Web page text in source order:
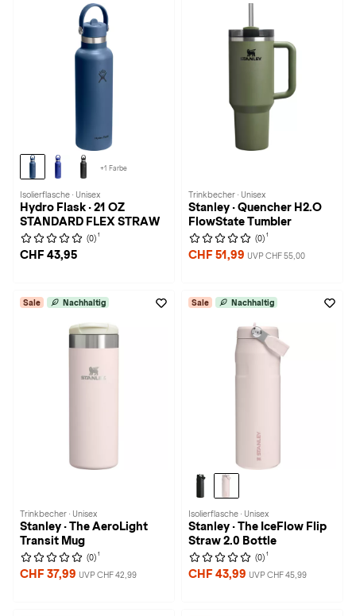
+1 Farbe
Isolierflasche · Unisex
Hydro Flask · 21 OZ
STANDARD FLEX STRAW
(0) 1
CHF 43,95
Trinkbecher · Unisex
Stanley · Quencher H2.O
FlowState Tumbler
(0) 1
CHF 51,99 UVP CHF 55,00
Sale Nachhaltig
Trinkbecher · Unisex
Stanley · The AeroLight
Transit Mug
(0) 1
CHF 37,99 UVP CHF 42,99
Sale Nachhaltig
Isolierflasche · Unisex
Stanley · The IceFlow Flip
Straw 2.0 Bottle
(0) 1
CHF 43,99 UVP CHF 45,99